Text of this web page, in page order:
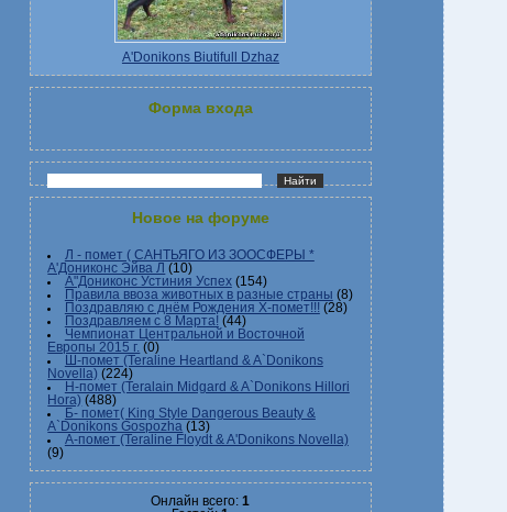
A'Donikons Biutifull Dzhaz
Форма входа
Новое на форуме
Л - помет ( САНТЬЯГО ИЗ ЗООСФЕРЫ *
А'Дониконс Эйва Л
(10)
А"Дониконс Устиния Успех (154)
Правила ввоза животных в разные страны (8)
Поздравляю с днём Рождения Х-помет!!! (28)
Поздравляем с 8 Марта! (44)
Чемпионат Центральной и Восточной
Европы 2015 г. (0)
Ш-помет (Teraline Heartland & A`Donikons
Novella) (224)
Н-помет (Teralain Midgard & A`Donikons Hillori
Hora) (488)
Б- помет( King Style Dangerous Beauty &
A`Donikons Gospozha (13)
А-помет (Teraline Floydt & A'Donikons Novella)
(9)
Онлайн всего:1